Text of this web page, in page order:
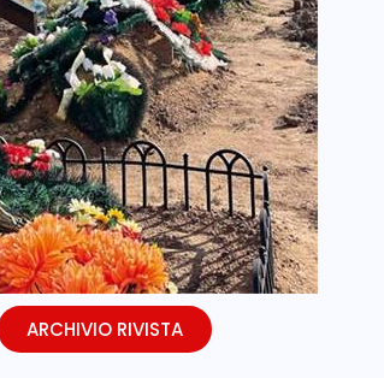
ARCHIVIO RIVISTA